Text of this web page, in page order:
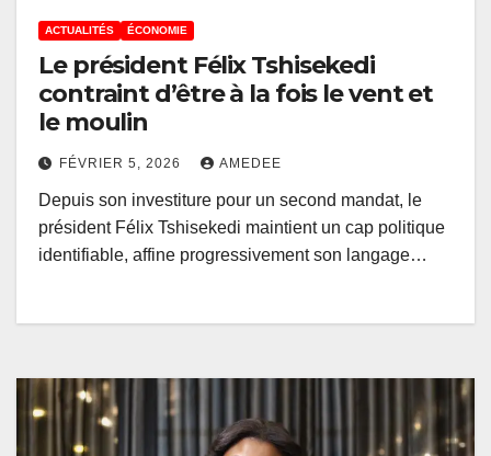
ACTUALITÉS ÉCONOMIE
Le président Félix Tshisekedi
contraint d’être à la fois le vent et
le moulin
FÉVRIER 5, 2026 AMEDEE
Depuis son investiture pour un second mandat, le
président Félix Tshisekedi maintient un cap politique
identifiable, affine progressivement son langage…